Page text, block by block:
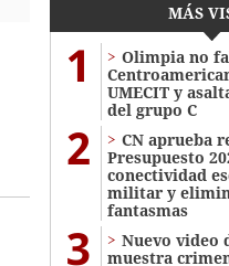
MÁS
1
Olimpia no
UMECIT y
del grupo C
2
CN aprueba
Presupuesto
conectividad
militar y
fantasmas
3
Nuevo video
muestra